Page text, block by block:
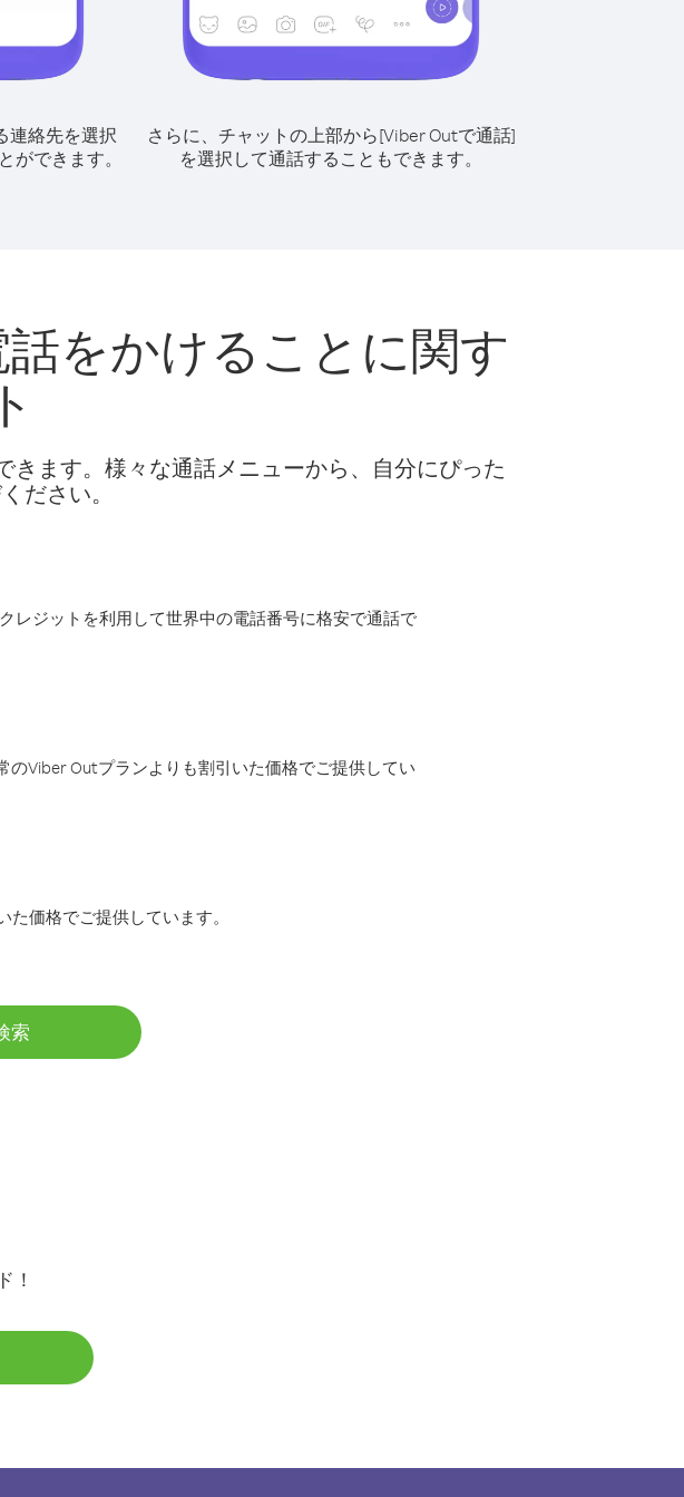
連絡先を選択
ができます。
さらに、チャットの上部から[Viber Outで通話]
を選択して通話することもできます。
をかけることに関す
ます。様々な通話メニューから、自分にぴった
ださい。
レジットを利用して世界中の電話番号に格安で通話で
Viber Outプランよりも割引いた価格でご提供してい
価格でご提供しています。
索
！